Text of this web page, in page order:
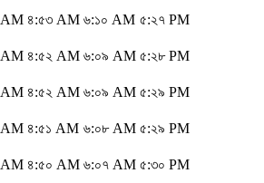
AM ৪:৫৩ AM ৬:১০ AM ৫:২৭ PM
AM ৪:৫২ AM ৬:০৯ AM ৫:২৮ PM
AM ৪:৫২ AM ৬:০৯ AM ৫:২৯ PM
AM ৪:৫১ AM ৬:০৮ AM ৫:২৯ PM
AM ৪:৫০ AM ৬:০৭ AM ৫:৩০ PM